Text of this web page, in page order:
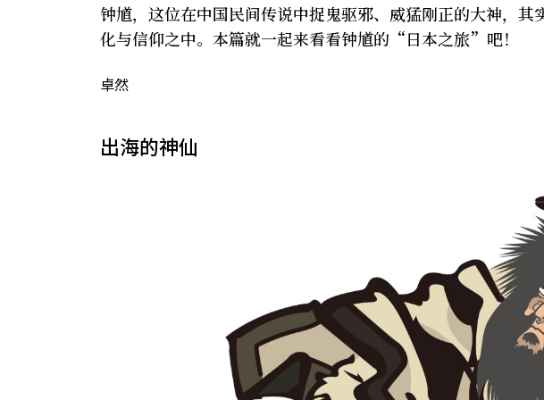
钟馗，这位在中国民间传说中捉鬼驱邪、威猛刚正的大神，
化与信仰之中。本篇就一起来看看钟馗的“日本之旅”吧！
卓然
出海的神仙